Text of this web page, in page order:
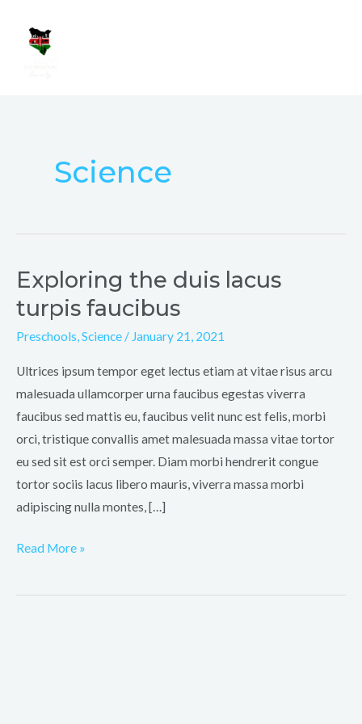
content
Science
Exploring the duis lacus
turpis faucibus
Preschools Science / January 21, 2021
Ultrices ipsum tempor eget lectus etiam at vitae risus arcu
malesuada ullamcorper urna faucibus egestas viverra
faucibus sed mattis eu, faucibus velit nunc est felis, morbi
orci, tristique convallis amet malesuada massa vitae tortor
eu sed sit est orci semper. Diam morbi hendrerit congue
tortor sociis lacus libero mauris, viverra massa morbi
adipiscing nulla montes, […]
Exploring
the
lacus
turpis
faucibus
Read More »